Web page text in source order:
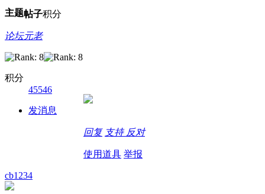
主题帖子积分
论坛元老
积分
45546
发消息
回复 支持 反对
使用道具 举报
cb1234